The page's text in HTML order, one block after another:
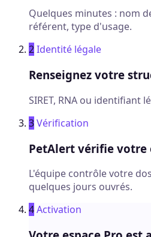
Quelques minutes : nom
référent, type d'usage.
2Identité légale
Renseignez votre
SIRET, RNA ou identifiant
3Vérification
PetAlert vérifie votre
L'équipe contrôle votre
quelques jours ouvrés.
4Activation